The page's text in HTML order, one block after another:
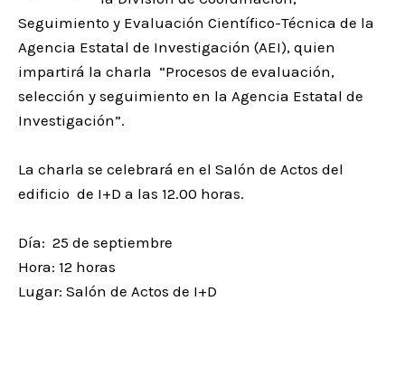
Seguimiento y Evaluación Científico-Técnica de la
Agencia Estatal de Investigación (AEI), quien
impartirá la charla “Procesos de evaluación,
selección y seguimiento en la Agencia Estatal de
Investigación”.
La charla se celebrará en el Salón de Actos del
edificio de I+D a las 12.00 horas.
Día: 25 de septiembre
Hora: 12 horas
Lugar: Salón de Actos de I+D